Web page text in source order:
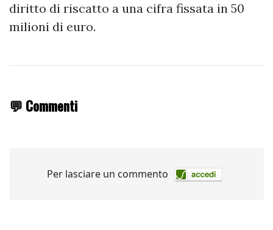
diritto di riscatto a una cifra fissata in 50
milioni di euro.
💬 Commenti